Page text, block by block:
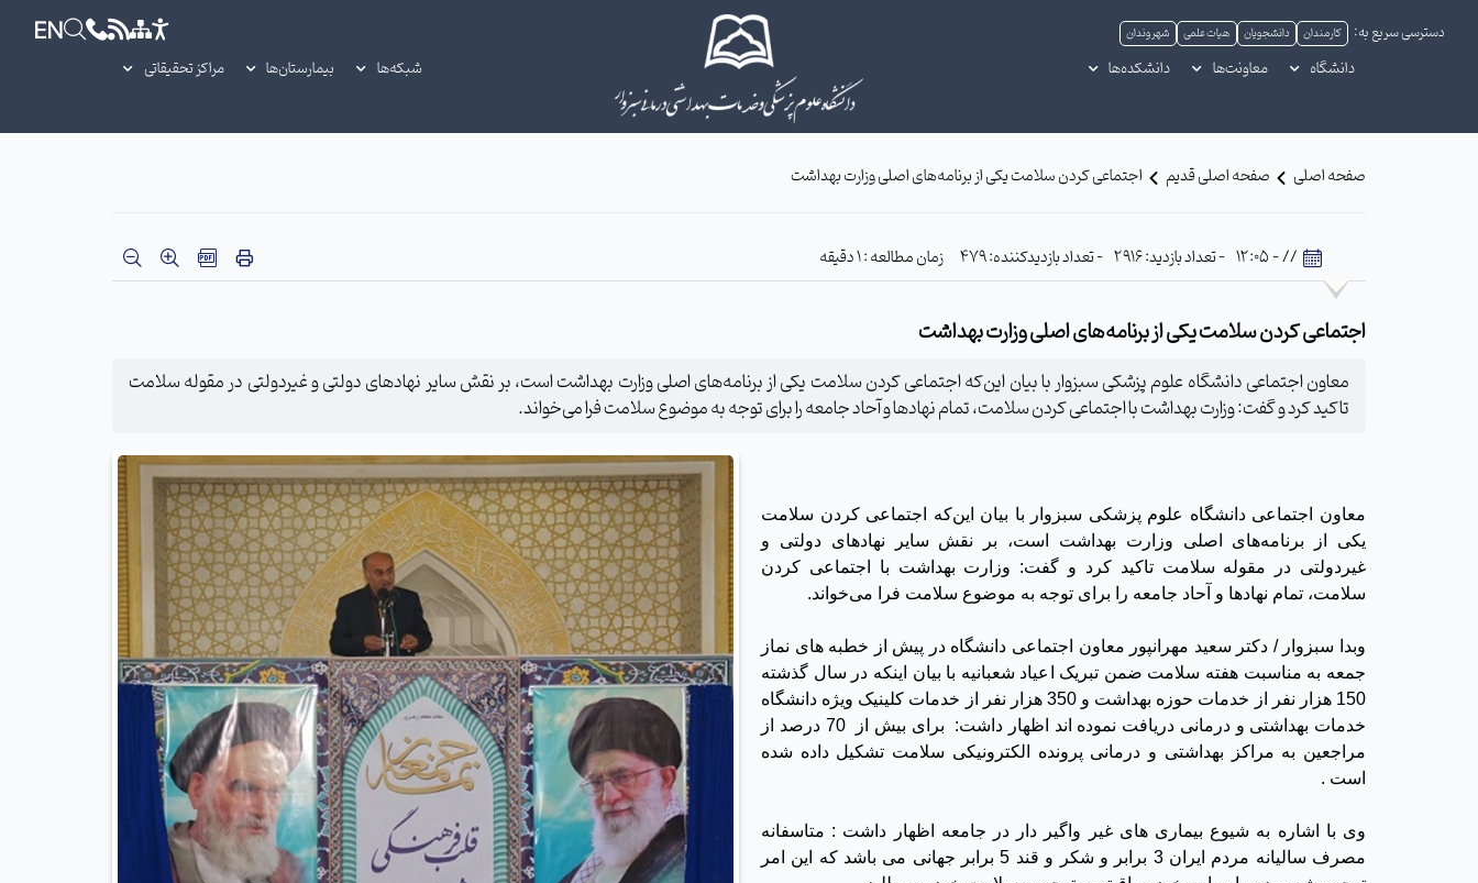
دسترسی سریع به: کارمندان دانشجویان هیات علمی شهروندان EN
دانشگاه معاونت‌ها دانشکده‌ها شبکه‌ها بیمارستان‌ها مراکز تحقیقاتی
صفحه اصلی صفحه اصلی قدیم اجتماعی کردن سلامت یکی از برنامه‌‌های اصلی وزارت بهداشت
// - 12:05 - تعداد بازدید: 2916 - تعداد بازدیدکننده: 479 زمان مطالعه : 1 دقیقه
اجتماعی کردن سلامت یکی از برنامه‌‌های اصلی وزارت بهداشت
معاون اجتماعی دانشگاه علوم پزشکی سبزوار با بیان این‌که اجتماعی کردن سلامت یکی از برنامه‌‌های اصلی وزارت بهداشت است، بر نقش سایر نهادهای دولتی و غیردولتی در مقوله سلامت
تاکید کرد و گفت: وزارت بهداشت با اجتماعی کردن سلامت، تمام نهادها و آحاد جامعه را برای توجه به موضوع سلامت فرا می‌خواند.
معاون اجتماعی دانشگاه علوم پزشکی سبزوار با بیان این‌که اجتماعی کردن سلامت
یکی از برنامه‌‌های اصلی وزارت بهداشت است، بر نقش سایر نهادهای دولتی و
غیردولتی در مقوله سلامت تاکید کرد و گفت: وزارت بهداشت با اجتماعی کردن
سلامت، تمام نهادها و آحاد جامعه را برای توجه به موضوع سلامت فرا می‌خواند.
وبدا سبزوار / دکتر سعید مهرانپور معاون اجتماعی دانشگاه در پیش از خطبه های نماز
جمعه به مناسبت هفته سلامت ضمن تبریک اعیاد شعبانیه با بیان اینکه در سال گذشته
150 هزار نفر از خدمات حوزه بهداشت و 350 هزار نفر از خدمات کلینیک ویژه دانشگاه
خدمات بهداشتی و درمانی دریافت نموده اند اظهار داشت: برای بیش از 70 درصد از
مراجعین به مراکز بهداشتی و درمانی پرونده الکترونیکی سلامت تشکیل داده شده
است .
وی با اشاره به شیوع بیماری های غیر واگیر دار در جامعه اظهار داشت : متاسفانه
مصرف سالیانه مردم ایران 3 برابر و شکر و قند 5 برابر جهانی می باشد که این امر